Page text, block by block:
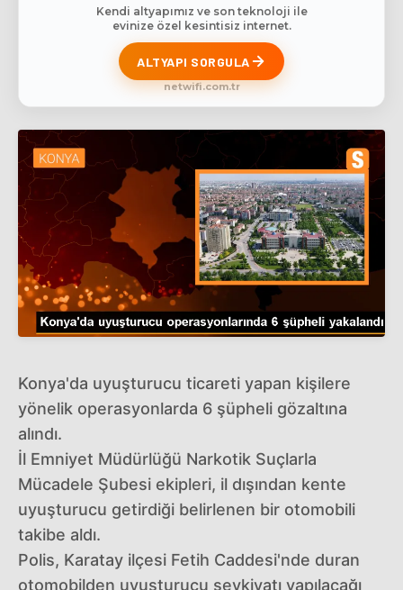
Kendi altyapımız ve son teknoloji ile
evinize özel kesintisiz internet.
ALTYAPI SORGULA
netwifi.com.tr
Konya'da uyuşturucu ticareti yapan kişilere
yönelik operasyonlarda 6 şüpheli gözaltına
alındı.
İl Emniyet Müdürlüğü Narkotik Suçlarla
Mücadele Şubesi ekipleri, il dışından kente
uyuşturucu getirdiği belirlenen bir otomobili
takibe aldı.
Polis, Karatay ilçesi Fetih Caddesi'nde duran
otomobilden uyuşturucu sevkiyatı yapılacağı